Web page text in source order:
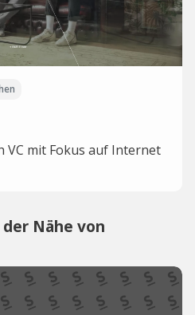
VC mit Fokus auf Internet
Nähe von